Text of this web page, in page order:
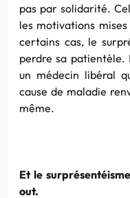
pas par solidarité.
les motivations
certains cas, le
perdre sa patientèle.
un médecin libéral
cause de maladie
même.
Et le
out.